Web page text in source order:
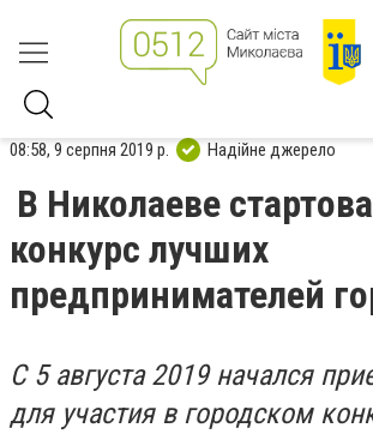
08:58, 9 серпня 2019 р. Надійне джерело
В Николаеве
конкурс лучших
предпринимателей
С 5 августа 2019 начался
для участия в городском